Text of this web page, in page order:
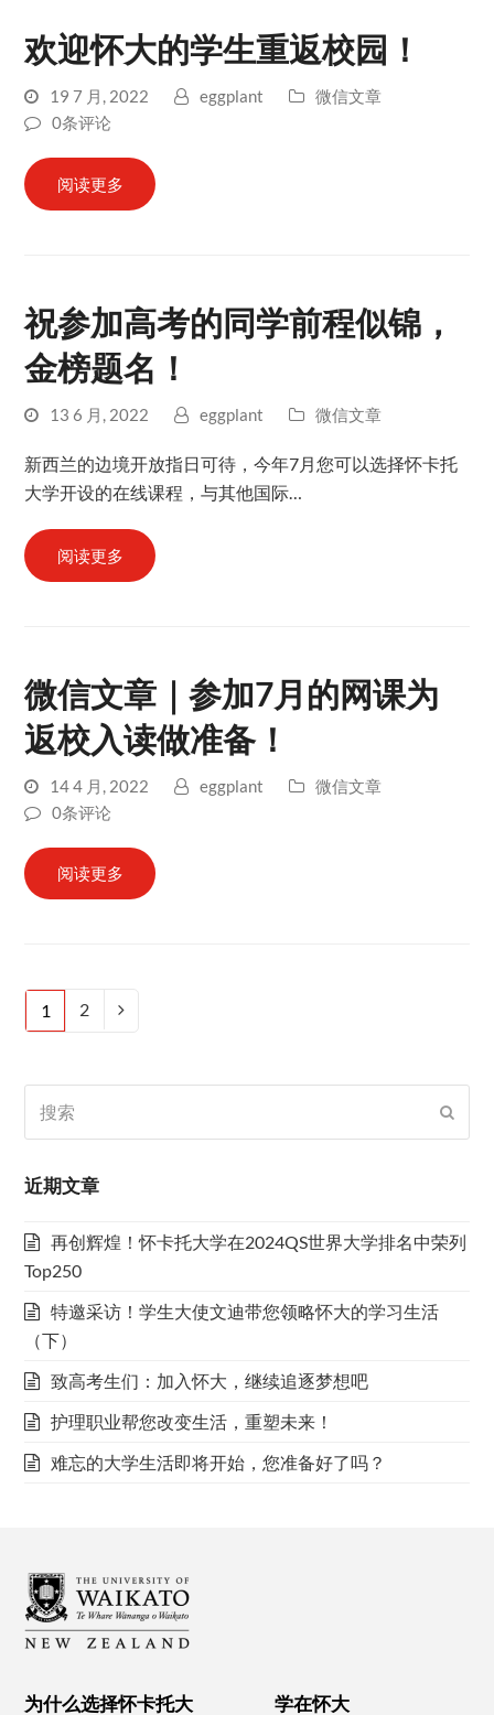
欢迎怀大的学生重返校园！
19 7 月, 2022 eggplant
微信文章
0条评论
阅读更多
祝参加高考的同学前程似锦，
金榜题名！
13 6 月, 2022 eggplant 微信文章
新西兰的边境开放指日可待，今年7月您可以选择怀卡托
大学开设的在线课程，与其他国际…
阅读更多
微信文章｜参加7月的网课为
返校入读做准备！
14 4 月, 2022 eggplant
微信文章
0条评论
阅读更多
页
码
1
页
2
下
索
近期文章
再创辉煌！怀卡托大学在2024QS世界大学排名中荣列
Top250
特邀采访！学生大使文迪带您领略怀大的学习生活
（下）
致高考生们：加入怀大，继续追逐梦想吧
护理职业帮您改变生活，重塑未来！
难忘的大学生活即将开始，您准备好了吗？
为什么选择怀卡托大
学在怀大